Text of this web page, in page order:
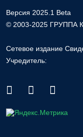
Версия 2025.1 Beta
© 2003-2025 ГРУППА
Сетевое издание
Учредитель: